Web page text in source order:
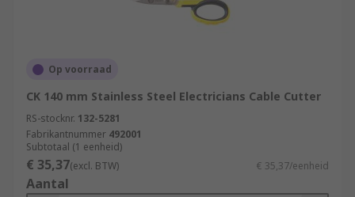
Op voorraad
CK 140 mm Stainless Steel Electricians Cable Cutter
RS-stocknr. 132-5281
Fabrikantnummer 492001
Subtotaal (1 eenheid)
€ 35,37(excl. BTW) € 35,37/eenheid
Aantal